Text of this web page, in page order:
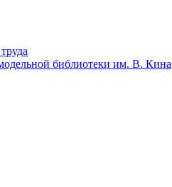
библиотеки им. В. Кина